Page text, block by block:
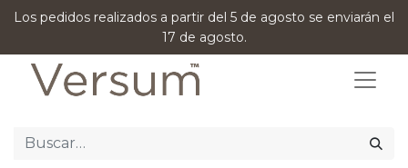
Los pedidos realizados a partir del 5 de agosto se enviarán el
17 de agosto.